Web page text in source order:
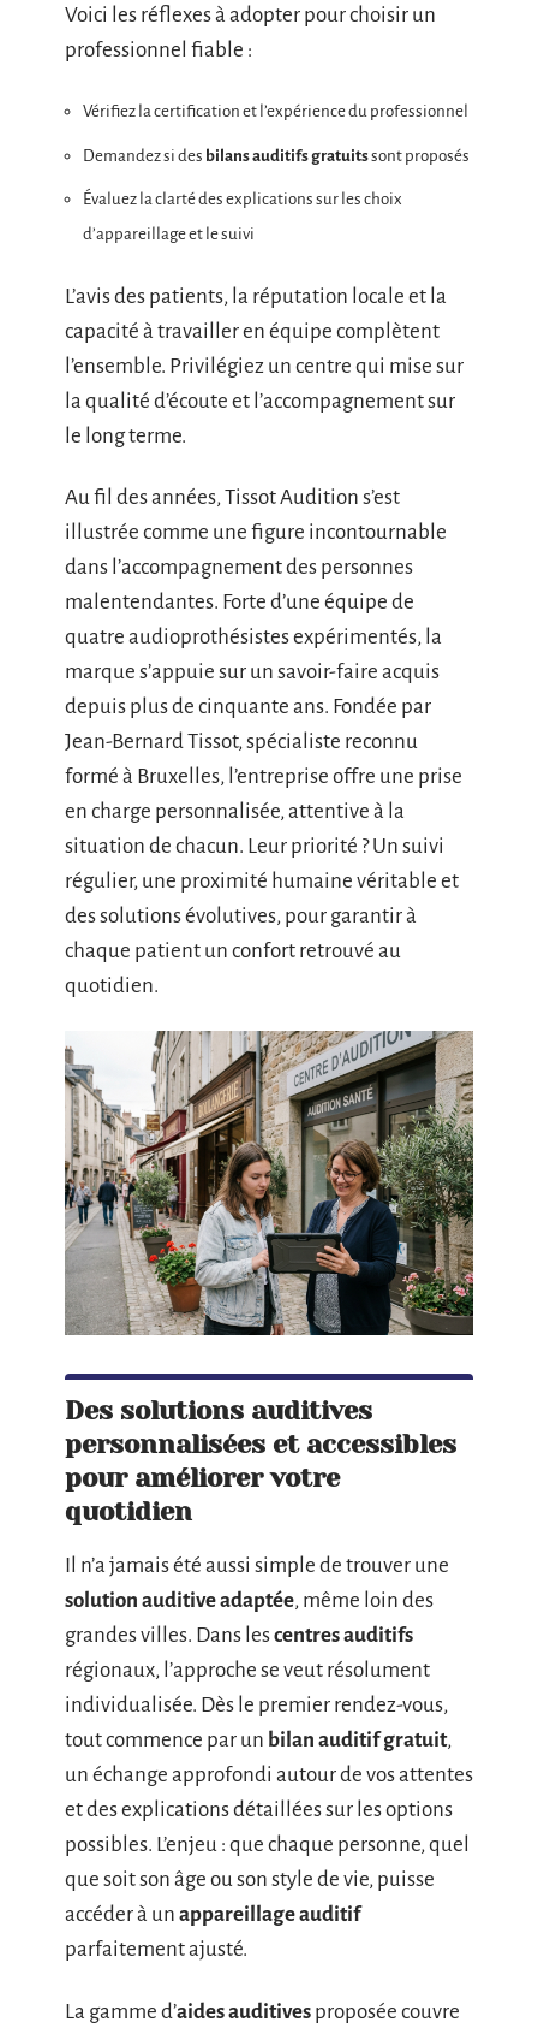
Voici les réflexes à adopter pour choisir un
professionnel fiable :
Vérifiez la certification et l’expérience du professionnel
Demandez si des bilans auditifs gratuitssont proposés
Évaluez la clarté des explications sur les choix
d’appareillage et le suivi
L’avis des patients, la réputation locale et la
capacité à travailler en équipe complètent
l’ensemble. Privilégiez un centre qui mise sur
la qualité d’écoute et l’accompagnement sur
le long terme.
Au fil des années, Tissot Audition s’est
illustrée comme une figure incontournable
dans l’accompagnement des personnes
malentendantes. Forte d’une équipe de
quatre audioprothésistes expérimentés, la
marque s’appuie sur un savoir-faire acquis
depuis plus de cinquante ans. Fondée par
Jean-Bernard Tissot, spécialiste reconnu
formé à Bruxelles, l’entreprise offre une prise
en charge personnalisée, attentive à la
situation de chacun. Leur priorité ? Un suivi
régulier, une proximité humaine véritable et
des solutions évolutives, pour garantir à
chaque patient un confort retrouvé au
quotidien.
Des solutions auditives
personnalisées et accessibles
pour améliorer votre
quotidien
Il n’a jamais été aussi simple de trouver une
solution auditive adaptée, même loin des
grandes villes. Dans lescentres auditifs
régionaux, l’approche se veut résolument
individualisée. Dès le premier rendez-vous,
tout commence par un bilan auditif gratuit,
un échange approfondi autour de vos attentes
et des explications détaillées sur les options
possibles. L’enjeu : que chaque personne, quel
que soit son âge ou son style de vie, puisse
accéder à un appareillage auditif
parfaitement ajusté.
La gamme d’aides auditives proposée couvre